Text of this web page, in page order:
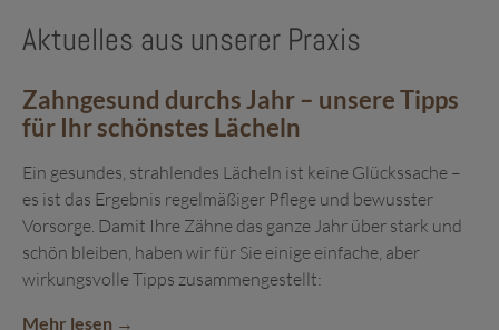
Aktuelles aus unserer Praxis
Zahngesund durchs Jahr – unsere Tipps
für Ihr schönstes Lächeln
Ein gesundes, strahlendes Lächeln ist keine Glückssache –
es ist das Ergebnis regelmäßiger Pflege und bewusster
Vorsorge. Damit Ihre Zähne das ganze Jahr über stark und
schön bleiben, haben wir für Sie einige einfache, aber
wirkungsvolle Tipps zusammengestellt:
Mehr lesen